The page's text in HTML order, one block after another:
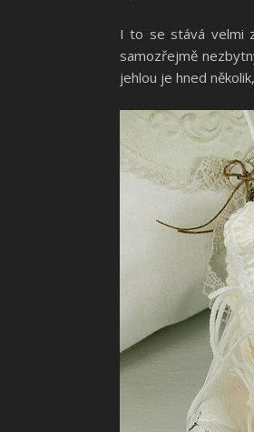
I to se stává velmi
samozřejmě
jehlou je hned